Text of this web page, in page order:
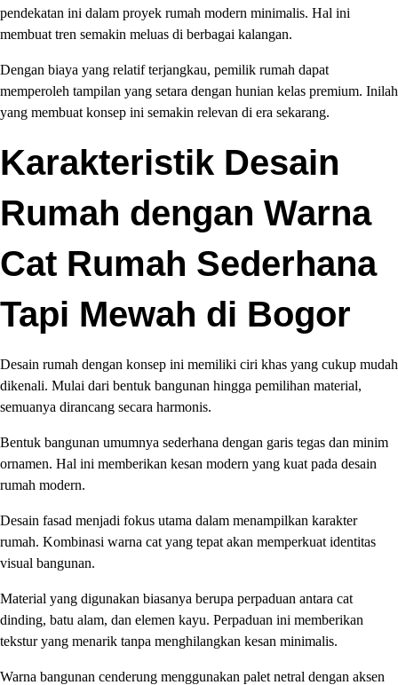
pendekatan ini dalam proyek rumah modern minimalis. Hal ini
membuat tren semakin meluas di berbagai kalangan.
Dengan biaya yang relatif terjangkau, pemilik rumah dapat
memperoleh tampilan yang setara dengan hunian kelas premium. Inilah
yang membuat konsep ini semakin relevan di era sekarang.
Karakteristik Desain
Rumah dengan Warna
Cat Rumah Sederhana
Tapi Mewah di Bogor
Desain rumah dengan konsep ini memiliki ciri khas yang cukup mudah
dikenali. Mulai dari bentuk bangunan hingga pemilihan material,
semuanya dirancang secara harmonis.
Bentuk bangunan umumnya sederhana dengan garis tegas dan minim
ornamen. Hal ini memberikan kesan modern yang kuat pada desain
rumah modern.
Desain fasad menjadi fokus utama dalam menampilkan karakter
rumah. Kombinasi warna cat yang tepat akan memperkuat identitas
visual bangunan.
Material yang digunakan biasanya berupa perpaduan antara cat
dinding, batu alam, dan elemen kayu. Perpaduan ini memberikan
tekstur yang menarik tanpa menghilangkan kesan minimalis.
Warna bangunan cenderung menggunakan palet netral dengan aksen